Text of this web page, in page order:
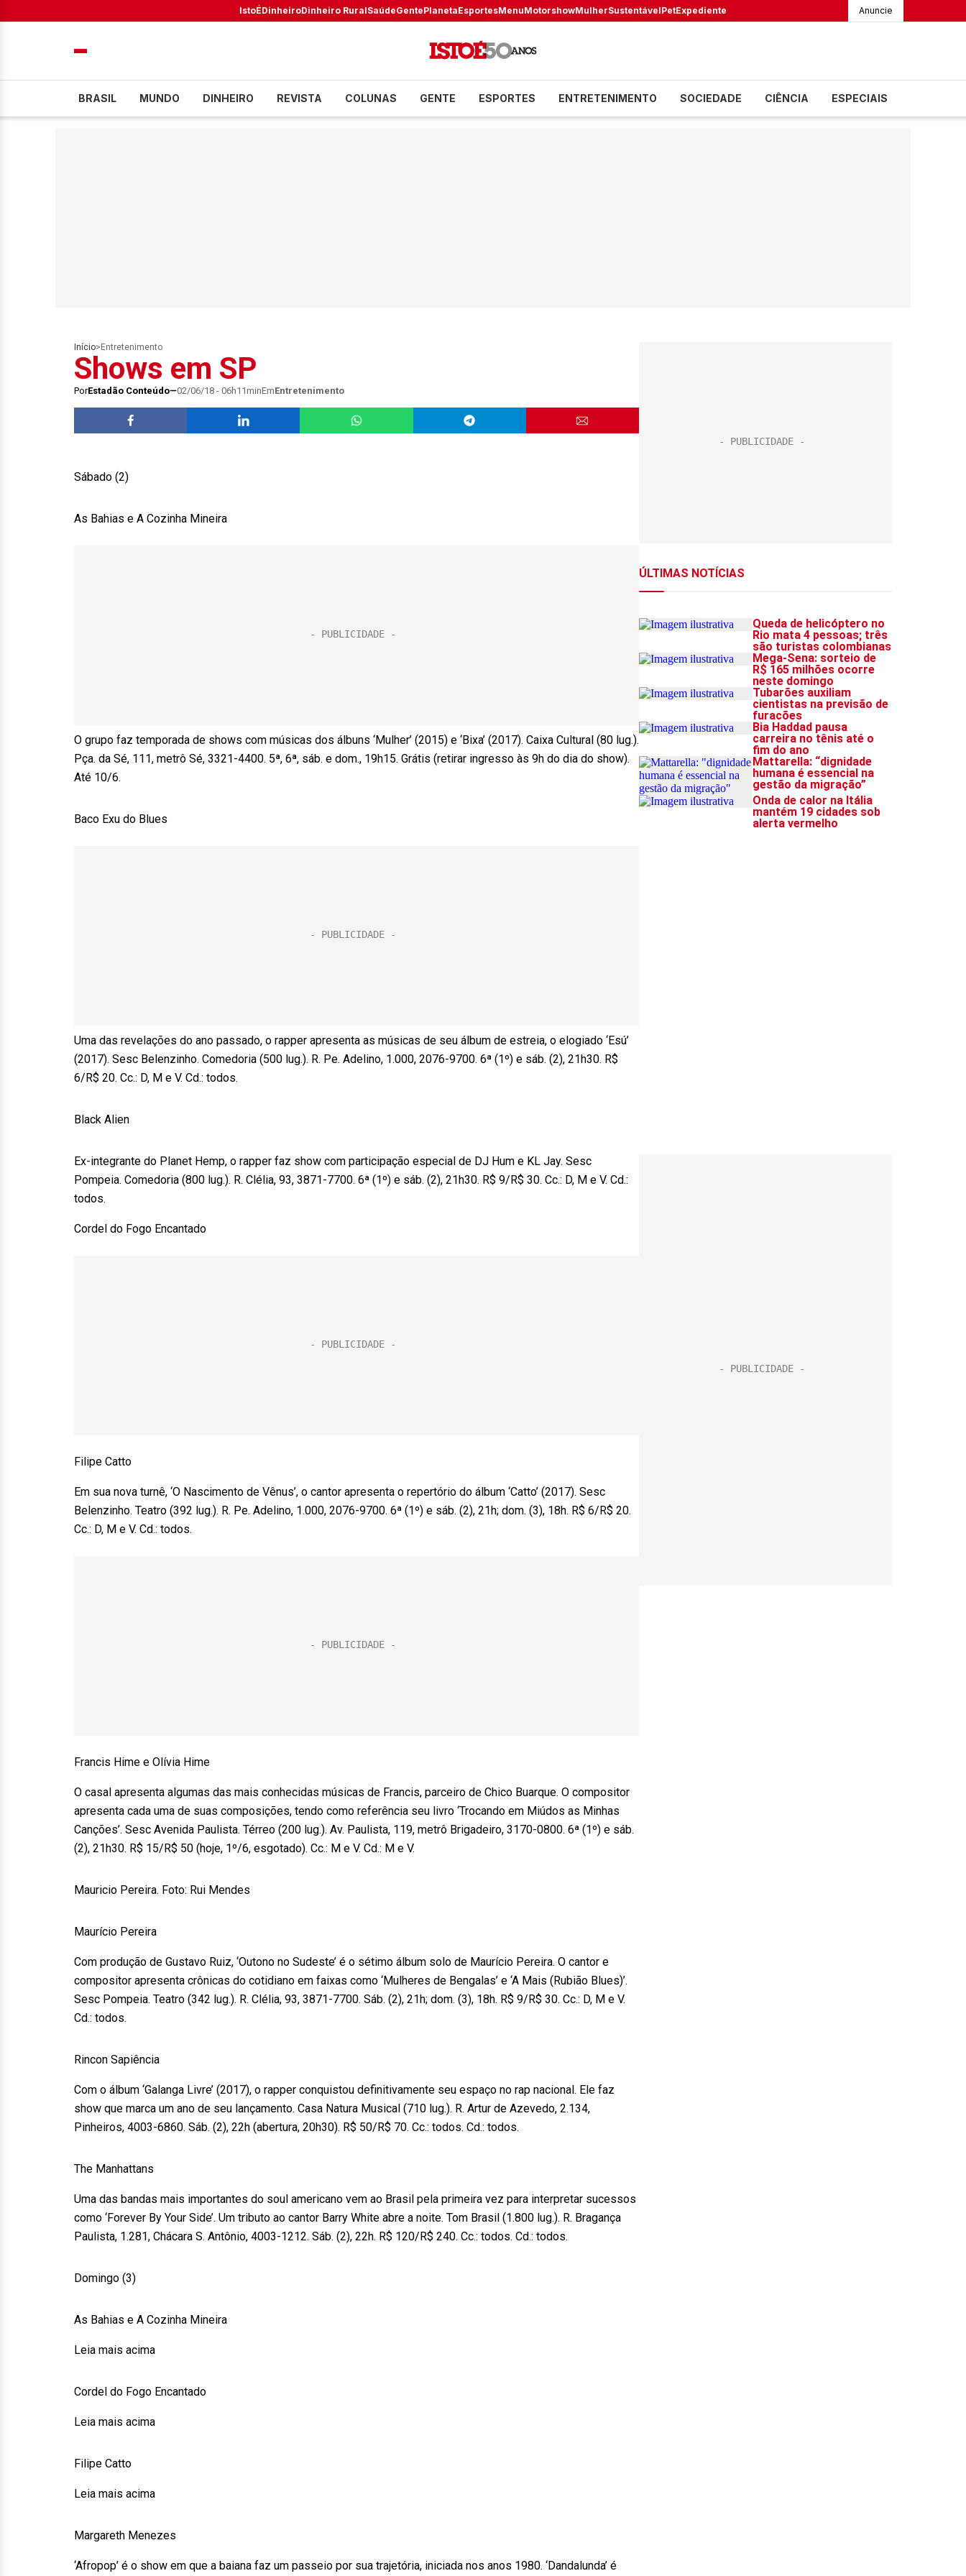
IstoÉDinheiroDinheiro RuralSaúdeGentePlanetaEsportesMenuMotorshowMulherSustentávelPetExpediente Anuncie
BRASIL MUNDO DINHEIRO REVISTA COLUNAS GENTE ESPORTES ENTRETENIMENTO SOCIEDADE CIÊNCIA ESPECIAIS
Início> Entretenimento
Shows em SP
PorEstadão Conteúdo 02/06/18 - 06h11minEmEntretenimento
Sábado (2)
As Bahias e A Cozinha Mineira
O grupo faz temporada de shows com músicas dos álbuns ‘Mulher’ (2015) e ‘Bixa’ (2017). Caixa Cultural (80 lug.).
Pça. da Sé, 111, metrô Sé, 3321-4400. 5ª, 6ª, sáb. e dom., 19h15. Grátis (retirar ingresso às 9h do dia do show).
Até 10/6.
Baco Exu do Blues
Uma das revelações do ano passado, o rapper apresenta as músicas de seu álbum de estreia, o elogiado ‘Esú’
(2017). Sesc Belenzinho. Comedoria (500 lug.). R. Pe. Adelino, 1.000, 2076-9700. 6ª (1º) e sáb. (2), 21h30. R$
6/R$ 20. Cc.: D, M e V. Cd.: todos.
Black Alien
Ex-integrante do Planet Hemp, o rapper faz show com participação especial de DJ Hum e KL Jay. Sesc
Pompeia. Comedoria (800 lug.). R. Clélia, 93, 3871-7700. 6ª (1º) e sáb. (2), 21h30. R$ 9/R$ 30. Cc.: D, M e V. Cd.:
todos.
Cordel do Fogo Encantado
Filipe Catto
Em sua nova turnê, ‘O Nascimento de Vênus’, o cantor apresenta o repertório do álbum ‘Catto’ (2017). Sesc
Belenzinho. Teatro (392 lug.). R. Pe. Adelino, 1.000, 2076-9700. 6ª (1º) e sáb. (2), 21h; dom. (3), 18h. R$ 6/R$ 20.
Cc.: D, M e V. Cd.: todos.
Francis Hime e Olívia Hime
O casal apresenta algumas das mais conhecidas músicas de Francis, parceiro de Chico Buarque. O compositor
apresenta cada uma de suas composições, tendo como referência seu livro ‘Trocando em Miúdos as Minhas
Canções’. Sesc Avenida Paulista. Térreo (200 lug.). Av. Paulista, 119, metrô Brigadeiro, 3170-0800. 6ª (1º) e sáb.
(2), 21h30. R$ 15/R$ 50 (hoje, 1º/6, esgotado). Cc.: M e V. Cd.: M e V.
Mauricio Pereira. Foto: Rui Mendes
Maurício Pereira
Com produção de Gustavo Ruiz, ‘Outono no Sudeste’ é o sétimo álbum solo de Maurício Pereira. O cantor e
compositor apresenta crônicas do cotidiano em faixas como ‘Mulheres de Bengalas’ e ‘A Mais (Rubião Blues)’.
Sesc Pompeia. Teatro (342 lug.). R. Clélia, 93, 3871-7700. Sáb. (2), 21h; dom. (3), 18h. R$ 9/R$ 30. Cc.: D, M e V.
Cd.: todos.
Rincon Sapiência
Com o álbum ‘Galanga Livre’ (2017), o rapper conquistou definitivamente seu espaço no rap nacional. Ele faz
show que marca um ano de seu lançamento. Casa Natura Musical (710 lug.). R. Artur de Azevedo, 2.134,
Pinheiros, 4003-6860. Sáb. (2), 22h (abertura, 20h30). R$ 50/R$ 70. Cc.: todos. Cd.: todos.
The Manhattans
Uma das bandas mais importantes do soul americano vem ao Brasil pela primeira vez para interpretar sucessos
como ‘Forever By Your Side’. Um tributo ao cantor Barry White abre a noite. Tom Brasil (1.800 lug.). R. Bragança
Paulista, 1.281, Chácara S. Antônio, 4003-1212. Sáb. (2), 22h. R$ 120/R$ 240. Cc.: todos. Cd.: todos.
Domingo (3)
As Bahias e A Cozinha Mineira
Leia mais acima
Cordel do Fogo Encantado
Leia mais acima
Filipe Catto
Leia mais acima
Margareth Menezes
‘Afropop’ é o show em que a baiana faz um passeio por sua trajetória, iniciada nos anos 1980. ‘Dandalunda’ é